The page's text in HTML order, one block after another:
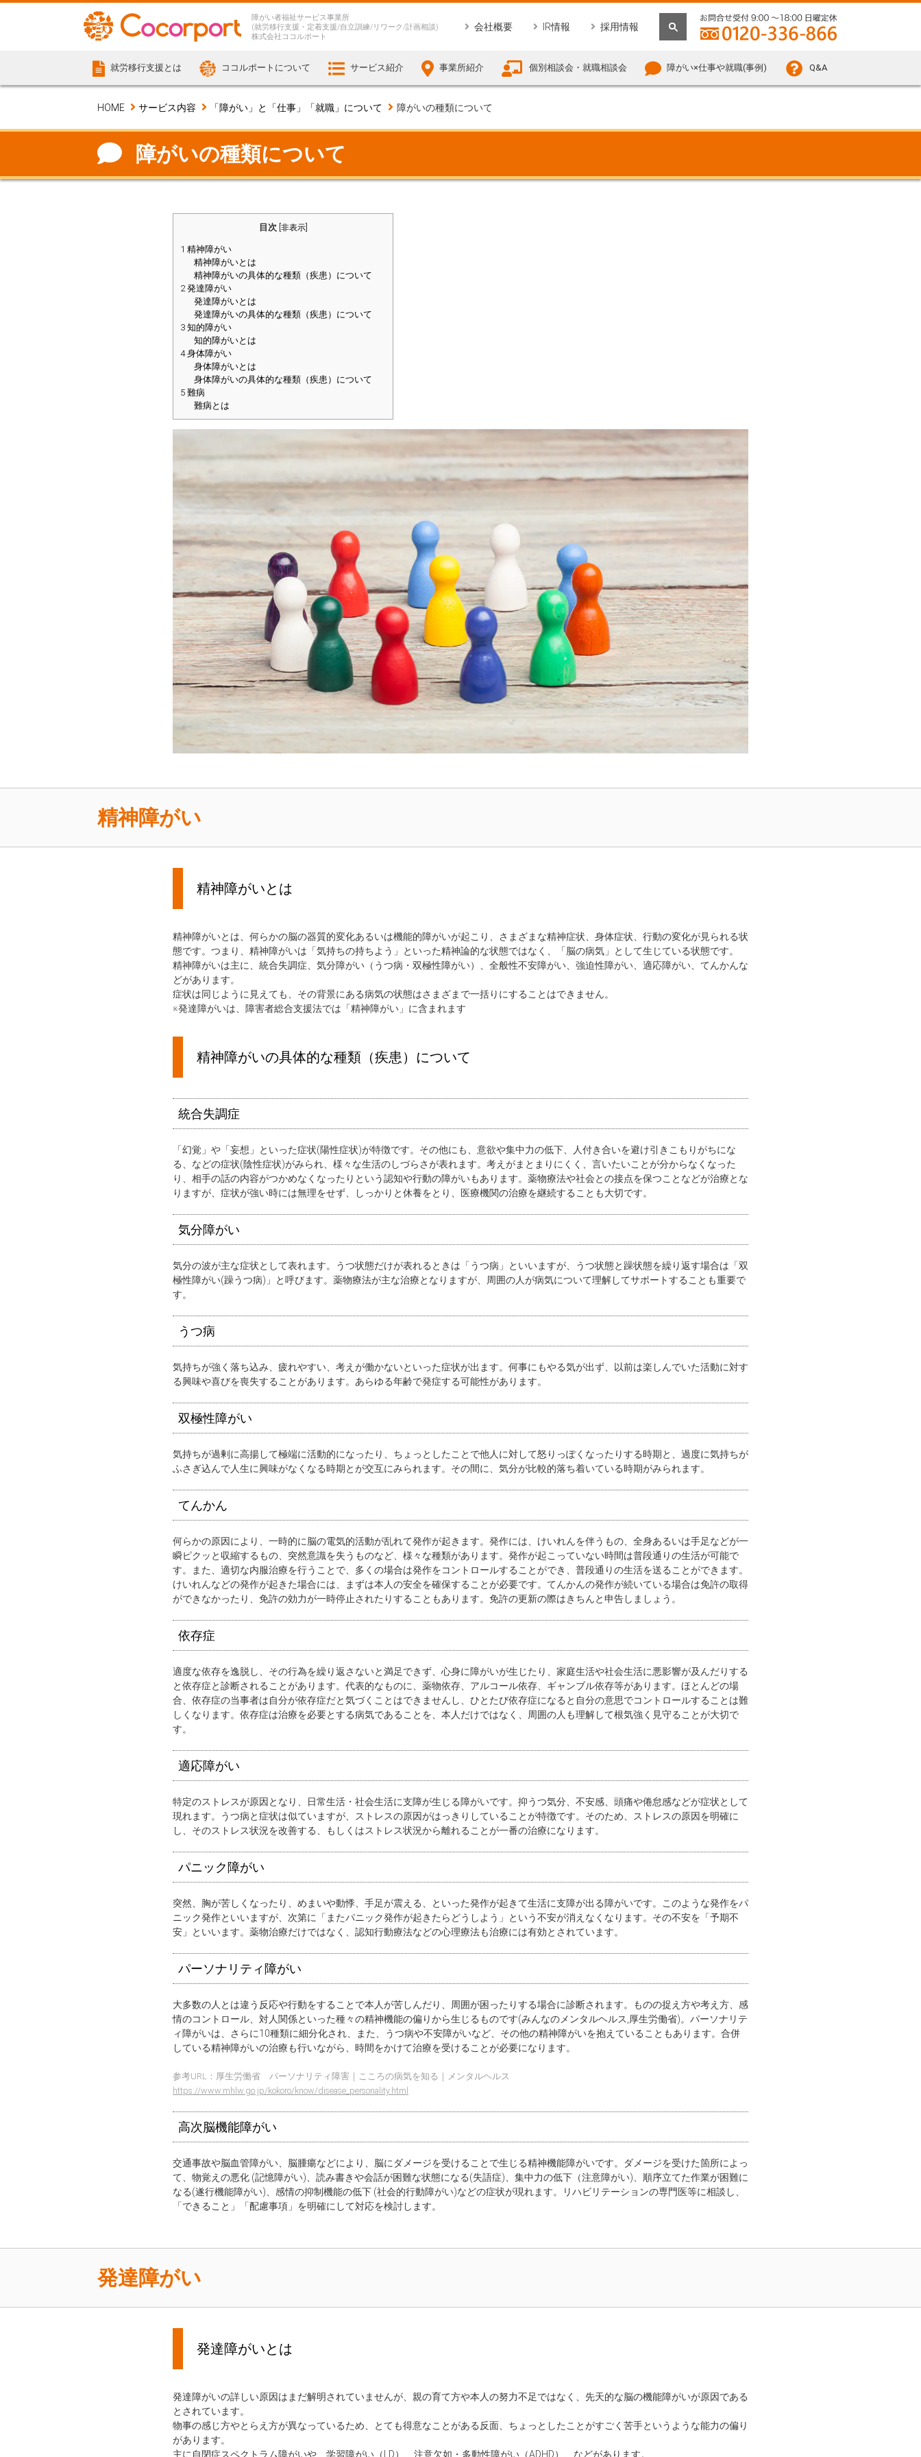
障がい者福祉サービス事業所
(就労移行支援・定着支援/自立訓練/リワーク/計画相談)
株式会社ココルポート
会社概要 IR情報 採用情報
就労移行支援とは ココルポートについて サービス紹介 事業所紹介 個別相談会・就職相談会 障がい×仕事や就職(事例) Q&A
HOME サービス内容 「障がい」と「仕事」「就職」について 障がいの種類について
障がいの種類について
目次 非表示]
1 精神障がい
精神障がいとは
精神障がいの具体的な種類（疾患）について
2発達障がい
発達障がいとは
発達障がいの具体的な種類（疾患）について
3 知的障がい
知的障がいとは
4身体障がい
身体障がいとは
身体障がいの具体的な種類（疾患）について
5 難病
難病とは
精神障がい
精神障がいとは
精神障がいとは、何らかの脳の器質的変化あるいは機能的障がいが起こり、さまざまな精神症状、身体症状、行動の変化が見られる状
態です。つまり、精神障がいは「気持ちの持ちよう」といった精神論的な状態ではなく、「脳の病気」として生じている状態です。
精神障がいは主に、統合失調症、気分障がい（うつ病・双極性障がい）、全般性不安障がい、強迫性障がい、適応障がい、てんかんな
どがあります。
症状は同じように見えても、その背景にある病気の状態はさまざまで一括りにすることはできません。
※発達障がいは、障害者総合支援法では「精神障がい」に含まれます
精神障がいの具体的な種類（疾患）について
統合失調症
「幻覚」や「妄想」といった症状(陽性症状)が特徴です。その他にも、意欲や集中力の低下、人付き合いを避け引きこもりがちにな
る、などの症状(陰性症状)がみられ、様々な生活のしづらさが表れます。考えがまとまりにくく、言いたいことが分からなくなった
り、相手の話の内容がつかめなくなったりという認知や行動の障がいもあります。薬物療法や社会との接点を保つことなどが治療とな
りますが、症状が強い時には無理をせず、しっかりと休養をとり、医療機関の治療を継続することも大切です。
気分障がい
気分の波が主な症状として表れます。うつ状態だけが表れるときは「うつ病」といいますが、うつ状態と躁状態を繰り返す場合は「双
極性障がい(躁うつ病)」と呼びます。薬物療法が主な治療となりますが、周囲の人が病気について理解してサポートすることも重要で
す。
うつ病
気持ちが強く落ち込み、疲れやすい、考えが働かないといった症状が出ます。何事にもやる気が出ず、以前は楽しんでいた活動に対す
る興味や喜びを喪失することがあります。あらゆる年齢で発症する可能性があります。
双極性障がい
気持ちが過剰に高揚して極端に活動的になったり、ちょっとしたことで他人に対して怒りっぽくなったりする時期と、過度に気持ちが
ふさぎ込んで人生に興味がなくなる時期とが交互にみられます。その間に、気分が比較的落ち着いている時期がみられます。
てんかん
何らかの原因により、一時的に脳の電気的活動が乱れて発作が起きます。発作には、けいれんを伴うもの、全身あるいは手足などが一
瞬ピクッと収縮するもの、突然意識を失うものなど、様々な種類があります。発作が起こっていない時間は普段通りの生活が可能で
す。また、適切な内服治療を行うことで、多くの場合は発作をコントロールすることができ、普段通りの生活を送ることができます。
けいれんなどの発作が起きた場合には、まずは本人の安全を確保することが必要です。てんかんの発作が続いている場合は免許の取得
ができなかったり、免許の効力が一時停止されたりすることもあります。免許の更新の際はきちんと申告しましょう。
依存症
適度な依存を逸脱し、その行為を繰り返さないと満足できず、心身に障がいが生じたり、家庭生活や社会生活に悪影響が及んだりする
と依存症と診断されることがあります。代表的なものに、薬物依存、アルコール依存、ギャンブル依存等があります。ほとんどの場
合、依存症の当事者は自分が依存症だと気づくことはできませんし、ひとたび依存症になると自分の意思でコントロールすることは難
しくなります。依存症は治療を必要とする病気であることを、本人だけではなく、周囲の人も理解して根気強く見守ることが大切で
す。
適応障がい
特定のストレスが原因となり、日常生活・社会生活に支障が生じる障がいです。抑うつ気分、不安感、頭痛や倦怠感などが症状として
現れます。うつ病と症状は似ていますが、ストレスの原因がはっきりしていることが特徴です。そのため、ストレスの原因を明確に
し、そのストレス状況を改善する、もしくはストレス状況から離れることが一番の治療になります。
パニック障がい
突然、胸が苦しくなったり、めまいや動悸、手足が震える、といった発作が起きて生活に支障が出る障がいです。このような発作をパ
ニック発作といいますが、次第に「またパニック発作が起きたらどうしよう」という不安が消えなくなります。その不安を「予期不
安」といいます。薬物治療だけではなく、認知行動療法などの心理療法も治療には有効とされています。
パーソナリティ障がい
大多数の人とは違う反応や行動をすることで本人が苦しんだり、周囲が困ったりする場合に診断されます。ものの捉え方や考え方、感
情のコントロール、対人関係といった種々の精神機能の偏りから生じるものです(みんなのメンタルヘルス,厚生労働省)。パーソナリテ
ィ障がいは、さらに10種類に細分化され、また、うつ病や不安障がいなど、その他の精神障がいを抱えていることもあります。合併
している精神障がいの治療も行いながら、時間をかけて治療を受けることが必要になります。
参考URL：厚生労働省 パーソナリティ障害｜こころの病気を知る｜メンタルヘルス
https://www.mhlw.go.jp/kokoro/know/disease_personality.html
高次脳機能障がい
交通事故や脳血管障がい、脳腫瘍などにより、脳にダメージを受けることで生じる精神機能障がいです。ダメージを受けた箇所によっ
て、物覚えの悪化 (記憶障がい)、読み書きや会話が困難な状態になる(失語症)、集中力の低下（注意障がい)、順序立てた作業が困難に
なる(遂行機能障がい)、感情の抑制機能の低下 (社会的行動障がい)などの症状が現れます。リハビリテーションの専門医等に相談し、
「できること」「配慮事項」を明確にして対応を検討します。
発達障がい
発達障がいとは
発達障がいの詳しい原因はまだ解明されていませんが、親の育て方や本人の努力不足ではなく、先天的な脳の機能障がいが原因である
とされています。
物事の感じ方やとらえ方が異なっているため、とても得意なことがある反面、ちょっとしたことがすごく苦手というような能力の偏り
があります。
主に自閉症スペクトラム障がいや、学習障がい（LD）、注意欠如・多動性障がい（ADHD）、などがあります。